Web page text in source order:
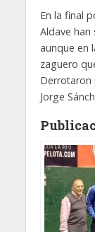
En la final
Aldave han
aunque en
zaguero
Derrotaron
Jorge